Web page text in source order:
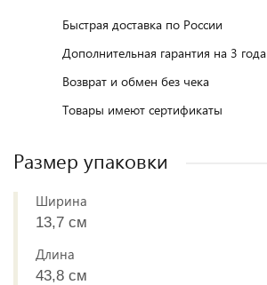
Быстрая доставка по России
Дополнительная гарантия на 3 года
Возврат и обмен без чека
Товары имеют сертификаты
Размер упаковки
Ширина
13,7 см
Длина
43,8 см